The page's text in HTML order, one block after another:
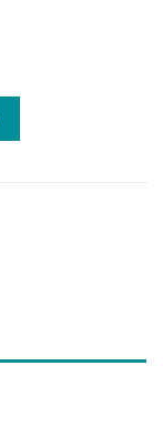
CONFORT